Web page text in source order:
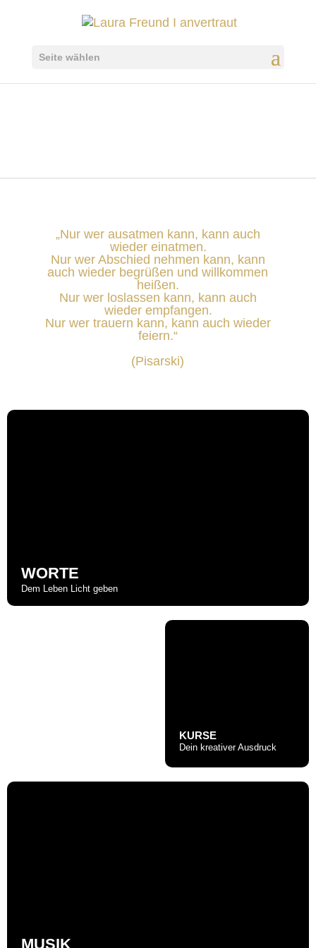
Seite wählen
„Nur wer ausatmen kann, kann auch
wieder einatmen.
Nur wer Abschied nehmen kann, kann
auch wieder begrüßen und willkommen
heißen.
Nur wer loslassen kann, kann auch
wieder empfangen.
Nur wer trauern kann, kann auch wieder
feiern.“
(Pisarski)
WORTE
Dem Leben Licht geben
KURSE
Dein kreativer Ausdruck
MUSIK